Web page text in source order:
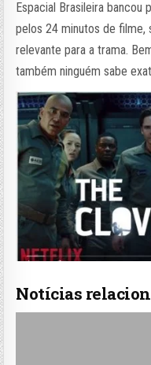
Espacial Brasileira bancou
pelos 24 minutos de filme,
relevante para a trama.
também ninguém sabe
Notícias